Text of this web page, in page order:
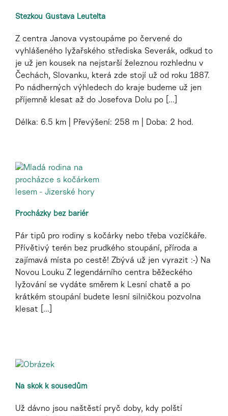
Stezkou Gustava Leutelta
Z centra Janova vystoupáme po červené do
vyhlášeného lyžařského střediska Severák, odkud to
je už jen kousek na nejstarší železnou rozhlednu v
Čechách, Slovanku, která zde stojí už od roku 1887.
Po nádherných výhledech do kraje budeme už jen
příjemně klesat až do Josefova Dolu po [...]
Délka: 6.5 km Převýšení: 258 m Doba: 2 hod.
Procházky bez bariér
Pár tipů pro rodiny s kočárky nebo třeba vozíčkáře.
Přívětivý terén bez prudkého stoupání, příroda a
zajímavá místa po cestě! Zbývá už jen vyrazit :-) Na
Novou Louku Z legendárního centra běžeckého
lyžování se vydáte směrem k Lesní chatě a po
krátkém stoupání budete lesní silničkou pozvolna
klesat [...]
Na skok k sousedům
Už dávno jsou naštěstí pryč doby, kdy polští